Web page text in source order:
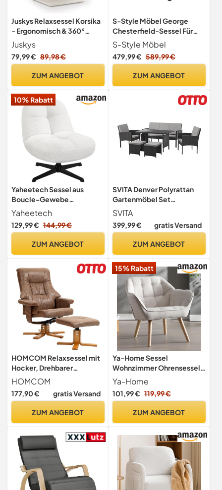
Juskys Relaxsessel Korsika
- Ergonomisch & 360°
drehbar, klappbar mit 5-
lagiger Polsterung -
Gemütlicher Cord Sessel
Juskys
79,99 € 89,98 €
ZUM ANGEBOT
S-Style Möbel George
Chesterfield-Sessel Für
Wohnzimmer Loungesessel
Aus Veganem Leder
Clubsessel Relaxsessel
Sessel & Stühle für Lounge
S-Style Möbel
479,99 € 589,99 €
ZUM ANGEBOT
10% Rabatt
Yaheetech Sessel aus
Boucle-Gewebe
Polstersessel ohne
Armlehne 360° Drehbarer
Sitz Sessel für
r/Empfangsraum Weiß
Yaheetech
129,99 € 144,99 €
ZUM ANGEBOT
SVITA Denver Polyrattan
Gartenmöbel Set
Essgruppe Lounge Esstisch
Schwarz
SVITA
399,99 € gratis Versand
ZUM ANGEBOT
HOMCOM Relaxsessel mit
Hocker, Drehbarer
Fernsehsessel, TV Sessel
mit
Liegefunktion,Polstersess
Schlafzimmer, Mikrofaser
HOMCOM
177,90 € gratis Versand
ZUM ANGEBOT
15% Rabatt
Ya-Home Sessel
Wohnzimmer Ohrensessel
mit Holzbeinen, Leinen,
Beige
Ya-Home
101,99 € 119,99 €
ZUM ANGEBOT